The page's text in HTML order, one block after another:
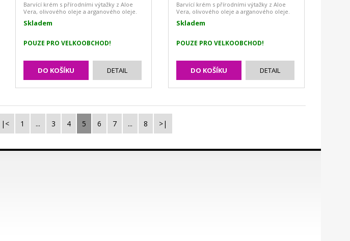
Barvící krém s přírodními výtažky z Aloe
Vera, olivového oleje a arganového oleje.
Skladem
POUZE PRO VELKOOBCHOD!
DO KOŠÍKU DETAIL
Barvící krém s přírodními výtažky z Aloe
Vera, olivového oleje a arganového oleje.
Skladem
POUZE PRO VELKOOBCHOD!
DO KOŠÍKU DETAIL
|< 1 ... 3 4 5 6 7 ... 8 >|